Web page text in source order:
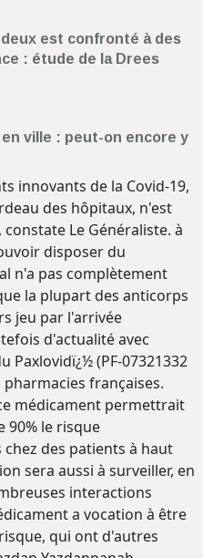
est confronté à des
: étude de la Drees
ville : peut-on encore y
innovants de la Covid-19,
des hôpitaux, n'est
Le Généraliste. à
disposer du
n'a pas complètement
la plupart des anticorps
jeu par l'arrivée
d'actualité avec
Paxlovidï¿½ (PF-07321332
françaises.
médicament permettrait
90% le risque
des patients à haut
sera aussi à surveiller, en
interactions
a vocation à être
qui ont d'autres